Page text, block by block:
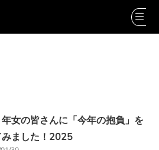
女の皆さんに「今年の抱負」を
みました！2025